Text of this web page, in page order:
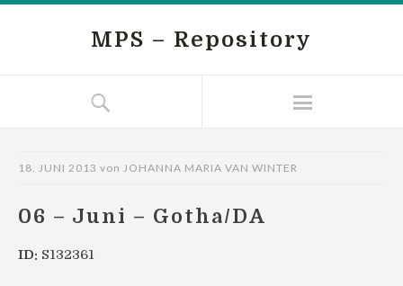
MPS – Repository
18. JUNI 2013 von JOHANNA MARIA VAN WINTER
06 – Juni – Gotha/DA
ID: S132361